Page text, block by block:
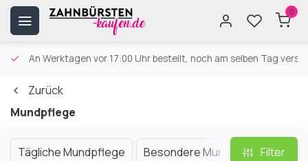
0
An Werktagen vor 17:00 Uhr bestellt, noch am selben Tag
Zurück
Mundpflege
Tägliche Mundpflege Besondere MundpflegeFilter